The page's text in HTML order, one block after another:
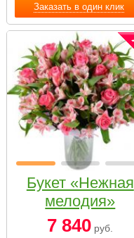
Заказать в один клик
Букет «Нежная
мелодия»
7 840 руб.